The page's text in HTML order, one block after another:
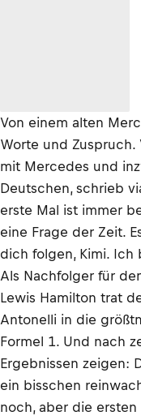
Von einem alten
Worte und Zuspruch.
mit Mercedes und
Deutschen, schrieb
erste Mal ist immer
eine Frage der Zeit.
dich folgen, Kimi. Ich
Als Nachfolger für
Lewis Hamilton trat
Antonelli in die
Formel 1. Und nach
Ergebnissen zeigen:
ein bisschen
noch, aber die